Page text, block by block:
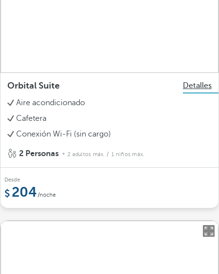
Orbital Suite
Detalles
Aire acondicionado
Cafetera
Conexión Wi-Fi (sin cargo)
2 Personas 2 adultos máx. / 1 niños máx.
Desde
204/noche